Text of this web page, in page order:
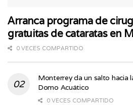
Arranca programa de
gratuitas de cataratas en
0 VECES COMPARTIDO
Monterrey da un salto hacia
Domo Acuático
0 VECES COMPARTIDO